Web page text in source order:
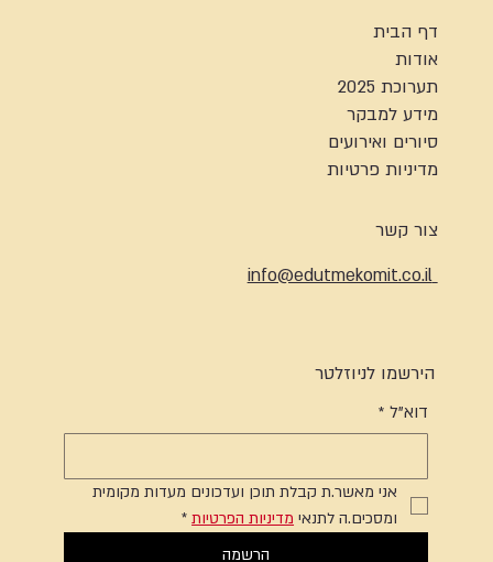
דף הבית
אודות
תערוכת 2025
מידע למבקר
סיורים ואירועים
מדיניות פרטיות
צור קשר
info@edutmekomit.co.il
הירשמו לניוזלטר
דוא"ל *
אני מאשר.ת קבלת תוכן ועדכונים מעדות מקומית
ומסכים.ה לתנאי מדיניות הפרטיות *
הרשמה